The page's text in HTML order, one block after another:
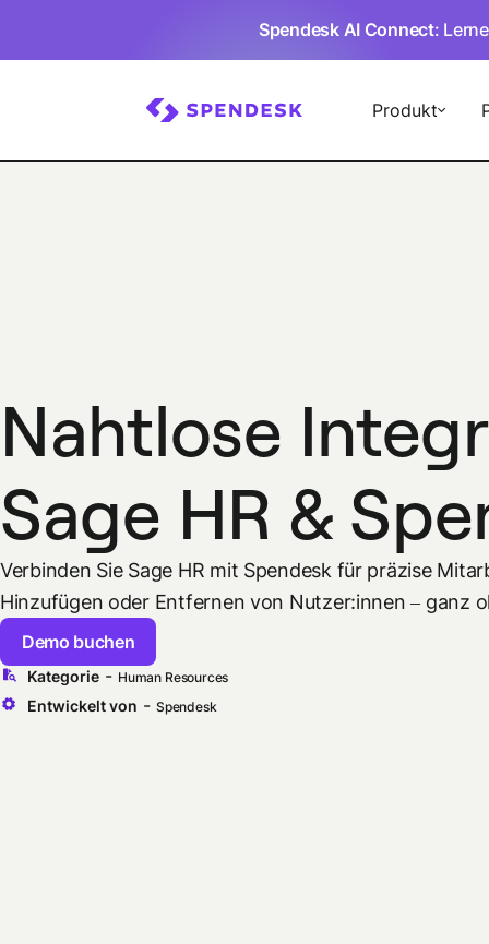
Spendesk AI Connect:
Produkt
Nahtlose
Sage HR &
Verbinden Sie Sage HR mit Spendesk für präzise
Hinzufügen oder Entfernen von Nutzer:innen – ganz
Demo buchen
Kategorie - Human Resources
Entwickelt von - Spendesk